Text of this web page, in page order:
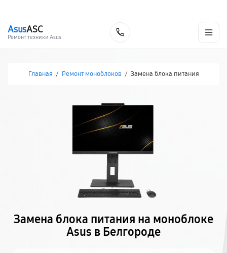
AsusASC
Ремонт техники Asus
Главная / Ремонт моноблоков / Замена блока питания
Замена блока питания на моноблоке
Asus в Белгороде